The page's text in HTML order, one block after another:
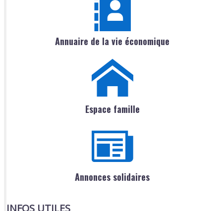
Annuaire de la vie économique
Espace famille
Annonces solidaires